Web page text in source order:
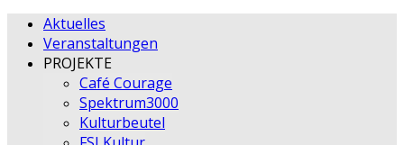
Aktuelles
Veranstaltungen
PROJEKTE
Café Courage
Spektrum3000
Kulturbeutel